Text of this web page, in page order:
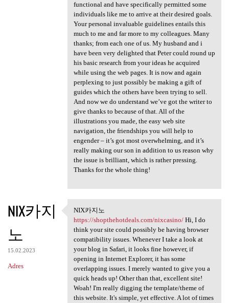
functional and have specifically permitted some
individuals like me to arrive at their desired goals.
Your personal invaluable guidelines entails this
much to me and far more to my colleagues. Many
thanks; from each one of us. My husband and i
have been very delighted that Peter could round up
his basic research from your ideas he acquired
while using the web pages. It is now and again
perplexing to just possibly be making a gift of
guides which the others have been trying to sell.
And now we do understand we’ve got the writer to
give thanks to because of that. All of the
illustrations you made, the easy web site
navigation, the friendships you will help to
engender – it’s got most overwhelming, and it’s
really making our son in addition to us reason why
the issue is brilliant, which is rather pressing.
Thanks for the whole thing!
NIX카지
노
15.02.2023
Adres
NIX카지노 https:/
NIX카지노
https://shopthehotdeals.com/nixcasino/Hi, I do
think your site could possibly be having browser
compatibility issues. Whenever I take a look at
your blog in Safari, it looks fine however, if
opening in Internet Explorer, it has some
overlapping issues. I merely wanted to give you a
quick heads up! Other than that, excellent site!
Woah! I'm really digging the template/theme of
this website. It's simple, yet effective. A lot of times